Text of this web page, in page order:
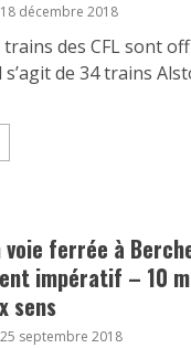
18 décembre 2018
des CFL sont
de 34 trains
ferrée à
impératif – 10
sens
25 septembre 2018